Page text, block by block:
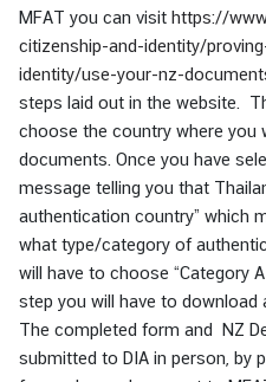
s
i
n
e
s
s
วี
ซ่
า
/
ก
MFAT you can visit https://
citizenship-and-identity/
identity/use-your-nz-
steps laid out in the website.
choose the country where you
documents. Once you have
message telling you that
authentication country” which
what type/category of
will have to choose “Category
step you will have to download
The completed form and NZ
submitted to DIA in person, by